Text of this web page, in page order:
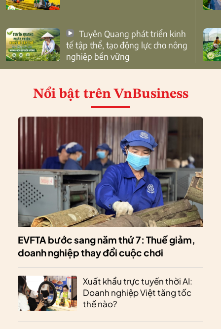
tế tập thể, tạo động lực cho nông
nghiệp bền vững
Nổi bật trên VnBusiness
EVFTA bước sang năm thứ 7: Thuế giảm,
doanh nghiệp thay đổi cuộc chơi
Xuất khẩu trực tuyến thời AI:
Doanh nghiệp Việt tăng tốc
thế nào?